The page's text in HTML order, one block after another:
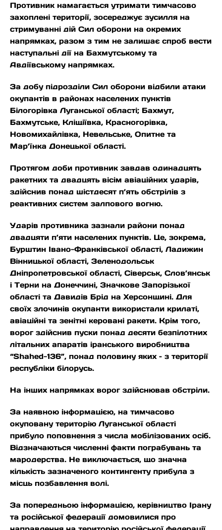
Противник намагається утримати тимчасово
захоплені території, зосереджує зусилля на
стримуванні дій Сил оборони на окремих
напрямках, разом з тим не залишає спроб вести
наступальні дії на Бахмутському та
Авдіївському напрямках.
За добу підрозділи Сил оборони відбили атаки
окупантів в районах населених пунктів
Білогорівка Луганської області; Бахмут,
Бахмутське, Кліщіївка, Красногорівка,
Новомихайлівка, Невельське, Опитне та
Мар’їнка Донецької області.
Протягом доби противник завдав одинадцять
ракетних та двадцять вісім авіаційних ударів,
здійснив понад шістдесят п’ять обстрілів з
реактивних систем залпового вогню.
Ударів противника зазнали райони понад
двадцяти п’яти населених пунктів. Це, зокрема,
Бурштин Івано-Франківської області, Ладижин
Вінницької області, Зеленодольськ
Дніпропетровської області, Сіверськ, Слов’янськ
і Терни на Донеччині, Значкове Запорізької
області та Давидів Брід на Херсонщині. Для
своїх злочинів окупанти використали крилаті,
авіаційні та зенітні керовані ракети. Крім того,
ворог здійснив пуски понад десяти безпілотних
літальних апаратів іранського виробництва
“Shahed-136”, понад половину яких – з території
республіки білорусь.
На інших напрямках ворог здійснював обстріли.
За наявною інформацією, на тимчасово
окуповану територію Луганської області
прибуло поповнення з числа мобілізованих осіб.
Відзначаються численні факти пограбувань та
мародерства. Не виключається, що значна
кількість зазначеного контингенту прибула з
місць позбавлення волі.
За попередньою інформацією, керівництво Ірану
та російської федерації домовилися про